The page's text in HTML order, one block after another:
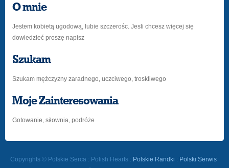
O mnie
Jestem kobietą ugodową, lubie szczerośc. Jesli chcesz więcej się
dowiedzieć proszę napisz
Szukam
Szukam mężczyzny zaradnego, uczciwego, troskliwego
Moje Zainteresowania
Gotowanie, siłownia, podróże
Copyrights © Polskie Serca : Polish Hearts : Polskie Randki : Polski Serwis